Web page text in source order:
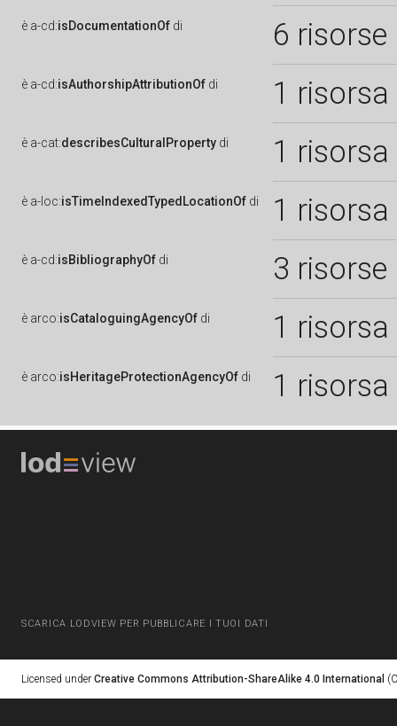
è a-cd:isDocumentationOf di 6 risorse
è a-cd:isAuthorshipAttributionOf di 1 risorsa
è a-cat:describesCulturalProperty di 1 risorsa
è a-loc:isTimeIndexedTypedLocationOf di 1 risorsa
è a-cd:isBibliographyOf di 3 risorse
è arco:isCataloguingAgencyOf di 1 risorsa
è arco:isHeritageProtectionAgencyOf di 1 risorsa
SCARICA LODVIEW PER PUBBLICARE I TUOI DATI
Licensed under Creative Commons Attribution-ShareAlike 4.0 International